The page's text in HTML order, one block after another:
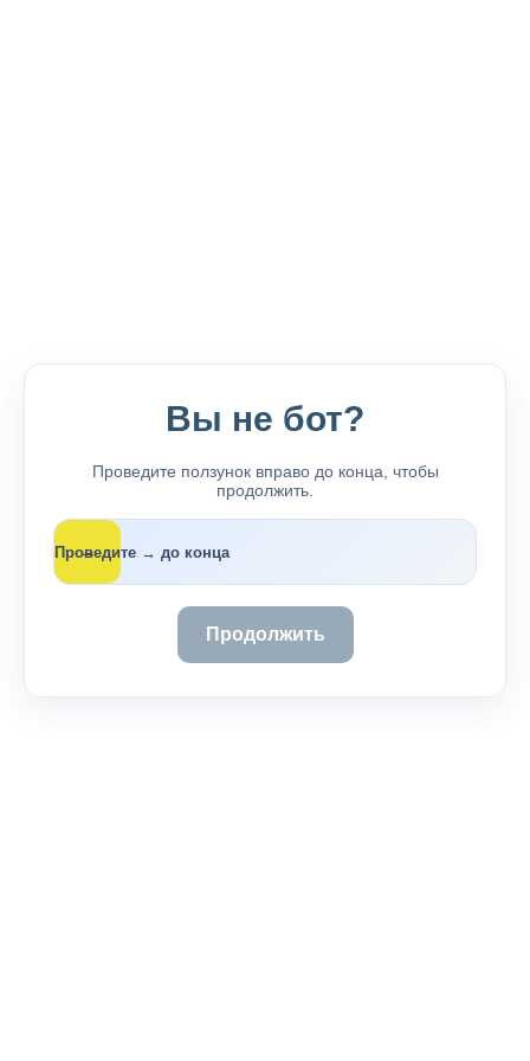
Вы не бот?
Проведите ползунок вправо до конца, чтобы
продолжить.
Проведите → до конца
→
Продолжить